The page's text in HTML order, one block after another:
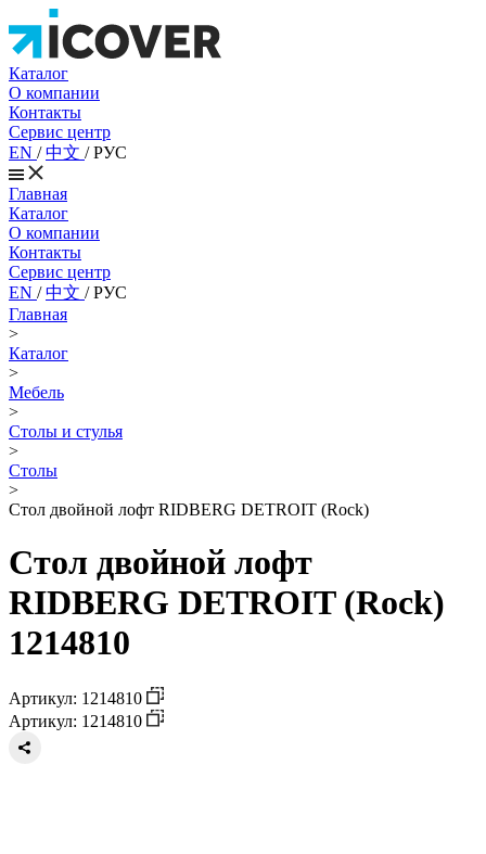
Каталог
О компании
Контакты
Сервис центр
EN /中文 /РУС
Главная
Каталог
О компании
Контакты
Сервис центр
EN /中文 /РУС
Главная
>
Каталог
>
Мебель
>
Столы и стулья
>
Столы
>
Стол двойной лофт RIDBERG DETROIT (Rock)
Стол двойной лофт
RIDBERG DETROIT (Rock)
1214810
Артикул: 1214810
Артикул: 1214810